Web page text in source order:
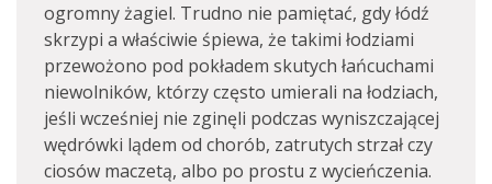
ogromny żagiel. Trudno nie pamiętać, gdy łódź
skrzypi a właściwie śpiewa, że takimi łodziami
przewożono pod pokładem skutych łańcuchami
niewolników, którzy często umierali na łodziach,
jeśli wcześniej nie zginęli podczas wyniszczającej
wędrówki lądem od chorób, zatrutych strzał czy
ciosów maczetą, albo po prostu z wycieńczenia.